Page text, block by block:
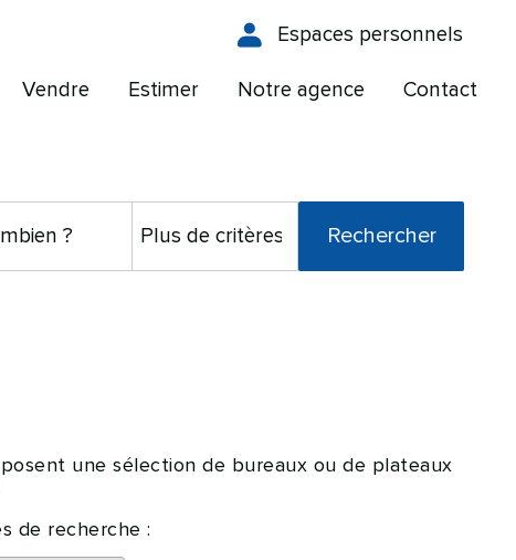
Espaces personnels
Vendre Estimer Notre agence Contact
une sélection de bureaux ou de plateaux
de recherche :